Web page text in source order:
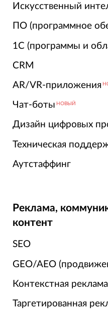
Искусственный
ПО (программное
1С (программы и
CRM
AR/VR-приложения
Чат-боты НОВЫЙ
Дизайн цифровых
Техническая
Аутстаффинг
Реклама,
контент
SEO
GEO/AEO
Контекстная реклама
Таргетированная